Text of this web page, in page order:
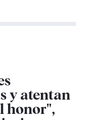
y atentan
honor",